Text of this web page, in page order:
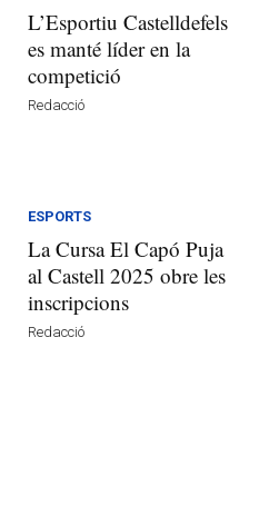
L’Esportiu Castelldefels
es manté líder en la
competició
Redacció
ESPORTS
La Cursa El Capó Puja
al Castell 2025 obre les
inscripcions
Redacció